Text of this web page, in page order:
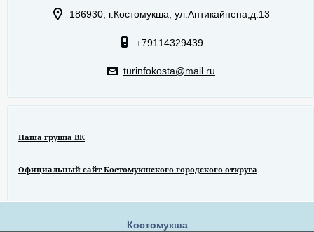
186930, г.Костомукша, ул.Антикайнена,д.13
+79114329439
turinfokosta@mail.ru
Наша группа ВК
Официальный сайт Костомукшского городского откруга
Костомукша